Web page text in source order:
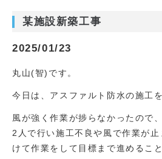
某施設新築工事
2025/01/23
丸山(智)です。
今日は、アスファルト防水の施工
風が強く作業が捗らなかったので
2人で行い施工不良や風で作業が
けて作業をして目標まで進めるこ